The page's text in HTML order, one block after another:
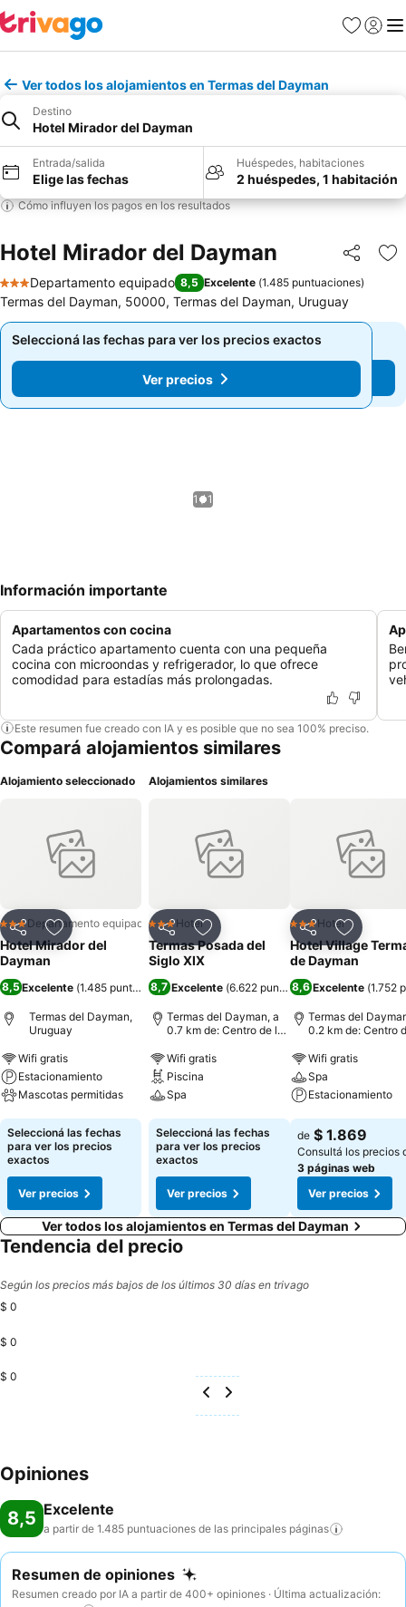
Favoritos
Iniciar
Ver todos los alojamientos en Termas del Dayman
Destino
Hotel Mirador del Dayman
Entrada/salida
Elige las fechas
Huéspedes, habitaciones
2 huéspedes, 1 habitación
Cómo influyen los pagos en los resultados
Hotel Mirador del Dayman Compartir
3 Estrellas
Departamento equipado 8,5 Excelente (1.485 puntuaciones)
Termas del Dayman, 50000, Termas del Dayman, Uruguay
Seleccioná las fechas para ver los precios exactos
Ver precios
Seleccioná las fechas para ver los precios exactos
Ver precios
1 / 1
Información importante
Apartamentos con cocina
Cada práctico apartamento cuenta con una pequeña
cocina con microondas y refrigerador, lo que ofrece
comodidad para estadías más prolongadas.
Este resumen fue creado con IA y es posible que no sea 100% preciso.
Compará alojamientos similares
Alojamiento seleccionado
CompartirAñadir a favoritos
3 EstrellasDepartamento equipado
Hotel Mirador del
Dayman
8,5Excelente (1.485 puntuaciones)
Termas del Dayman,
Uruguay
Wifi gratis
Estacionamiento
Mascotas permitidas
Ver precios
Seleccioná las fechas
para ver los precios
exactos
Ver precios
Alojamientos similares
CompartirAñadir a favoritos
3 Estrellas
Hotel
Termas Posada del
Siglo XIX
8,7 Excelente (6.622 puntuaciones)
Termas del Dayman, a
0.7 km de: Centro de la
Wifi gratis
Piscina
Spa
Ver precios
Seleccioná las fechas
para ver los precios
exactos
Ver precios
CompartirAñadir
3 Estrellas
Hotel
Hotel Village
de Dayman
8,6 Excelente (1.752
Termas del
0.2 km de: Centro
Wifi gratis
Spa
Estacionamiento
Ver precios
de $ 1.869
Consultá los precios
3 páginas web
Ver precios
Ver todos los alojamientos en Termas del Dayman
Tendencia del precio
Según los precios más bajos de los últimos 30 días en trivago
$ 0
$ 0
$ 0
Opiniones
8,5 Excelente
a partir de 1.485 puntuaciones de las principales páginas
Resumen de opiniones
Resumen creado por IA a partir de 400+ opiniones · Última actualización: